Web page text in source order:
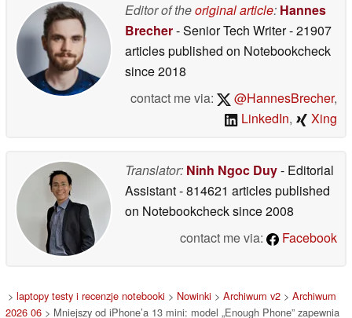
Editor of theoriginal article: Hannes
Brecher- Senior Tech Writer- 21907
articles published on Notebookcheck
since 2018
contact me via:
@HannesBrecher,
LinkedIn, Xing
Translator: Ninh Ngoc Duy- Editorial
Assistant- 814621 articles published
on Notebookchecksince 2008
contact me via:
Facebook
> laptopy testy i recenzje notebooki > Nowinki > Archiwum v2 > Archiwum
2026 06> Mniejszy od iPhone’a 13 mini: model „Enough Phone” zapewnia